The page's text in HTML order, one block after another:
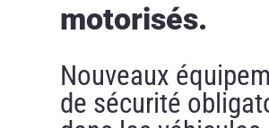
motorisés.
Nouveaux
de sécurité